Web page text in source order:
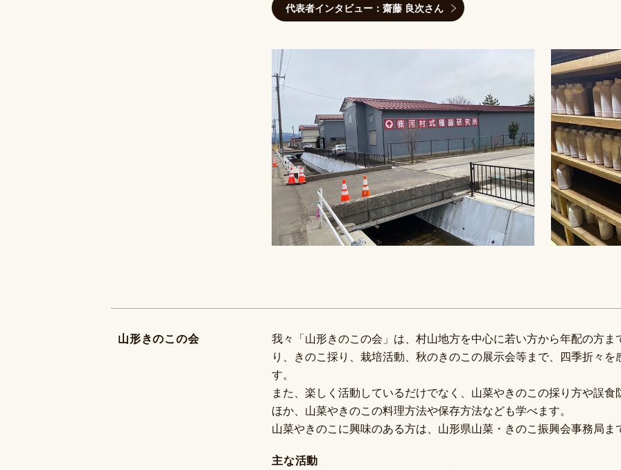
代表者インタビュー：齋藤 良次さん
山形きのこの会
我々「山形きのこの会」は、村山地方を中心に若い方から年配の方
り、きのこ採り、栽培活動、秋のきのこの展示会等まで、四季折々
す。
また、楽しく活動しているだけでなく、山菜やきのこの採り方や誤
ほか、山菜やきのこの料理方法や保存方法なども学べます。
山菜やきのこに興味のある方は、山形県山菜・きのこ振興会事務局ま
主な活動